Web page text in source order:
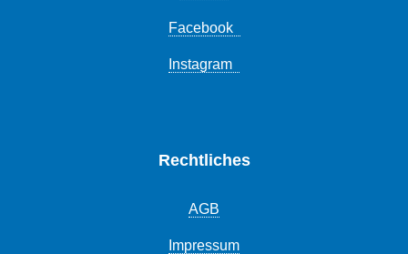
Facebook
Instagram
Rechtliches
AGB
Impressum